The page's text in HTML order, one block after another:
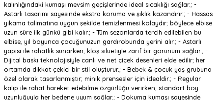
kalınlığındaki kumaşı mevsim geçişlerinde ideal sıcaklığı sağlar.; -
Astarlı tasarımı sayesinde ekstra koruma ve şıklık kazandırır.; - Hassas
yıkama talimatına uygun şekilde temizlenmesi kolaydır; böylece elbise
uzun süre ilk günkü gibi kalır.; - Tüm sezonlarda tercih edilebilen bu
elbise, yıl boyunca çocuğunuzun gardırobunda yerini alır.; - Astarlı
yapısı ile rahatlık sunarken, kloş siluetiyle zarif bir görünüm sağlar.; -
Dijital baskı teknolojisiyle canlı ve net çiçek desenleri elde edilir; her
ortamda dikkat çekici bir stil oluşturur.; - Bebek & çocuk yaş grubuna
özel olarak tasarlanmıştır; minik prensesler için idealdir.; - Regular
kalıp ile rahat hareket edebilme özgürlüğü verirken, standart boy
uzunluğuyla her bedene uyum sağlar.; - Dokuma kumaşı sayesinde